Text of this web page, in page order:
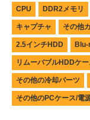
CPU DDR2メモリ
キャプチャ その他
2.5インチHDD
リムーバブルHDDケー
その他の冷却パーツ
その他のPCケース/電